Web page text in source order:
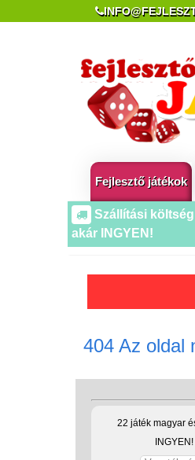
Fejlesztő játékok
Szállítási
akár INGYEN!
404 Az oldal
22 játék magyar